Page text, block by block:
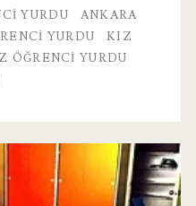
YURDU
ANKARA
YURDU
KIZ
ÖĞRENCI YURDU